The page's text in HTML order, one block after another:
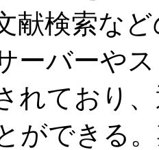
献検索な
ーバーや
れており
ができる